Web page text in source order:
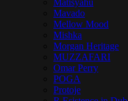
Matisyahu
Mavado
Mellow Mood
Mishka
Morgan Heritage
MUZZAFARI
Omar Perry
POGA
Protoje